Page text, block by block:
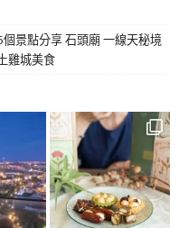
景點分享 石頭廟 一線天秘境
雞城美食